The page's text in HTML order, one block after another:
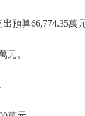
算66,774.35萬元
。